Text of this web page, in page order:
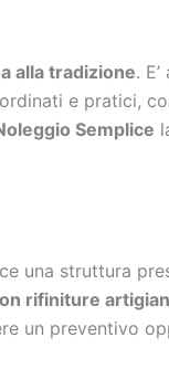
alla tradizione.
e pratici,
Semplice
una struttura
rifiniture
un preventivo